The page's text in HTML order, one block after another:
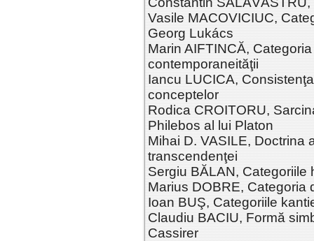
Vasile MACOVICIUC,
Georg Lukács
Marin AIFTINCĂ,
contemporaneităţii
Iancu LUCICA,
conceptelor
Rodica CROITORU,
Philebos al lui Platon
Mihai D. VASILE, Doctrina
transcendenţei
Sergiu BĂLAN, Categoriile
Marius DOBRE, Categoria
Ioan BUŞ, Categoriile
Claudiu BACIU, Formă
Cassirer